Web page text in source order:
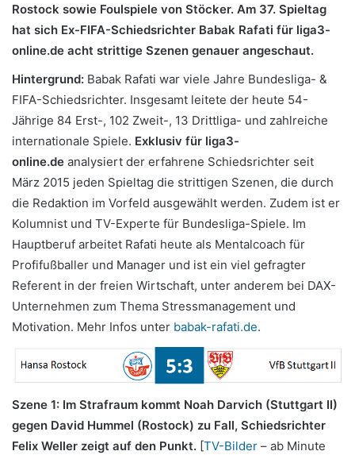
Rostock sowie Foulspiele von Stöcker. Am 37. Spieltag
hat sich Ex-FIFA-Schiedsrichter Babak Rafati für liga3-
online.de acht strittige Szenen genauer angeschaut.
Hintergrund: Babak Rafati war viele Jahre Bundesliga- &
FIFA-Schiedsrichter. Insgesamt leitete der heute 54-
Jährige 84 Erst-, 102 Zweit-, 13 Drittliga- und zahlreiche
internationale Spiele. Exklusiv für liga3-
online.de analysiert der erfahrene Schiedsrichter seit
März 2015 jeden Spieltag die strittigen Szenen, die durch
die Redaktion im Vorfeld ausgewählt werden. Zudem ist er
Kolumnist und TV-Experte für Bundesliga-Spiele. Im
Hauptberuf arbeitet Rafati heute als Mentalcoach für
Profifußballer und Manager und ist ein viel gefragter
Referent in der freien Wirtschaft, unter anderem bei DAX-
Unternehmen zum Thema Stressmanagement und
Motivation. Mehr Infos unter babak-rafati.de.
Szene 1: Im Strafraum kommt Noah Darvich (Stuttgart II)
gegen David Hummel (Rostock) zu Fall, Schiedsrichter
Felix Weller zeigt auf den Punkt. [TV-Bilder – ab Minute